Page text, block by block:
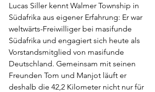
Lucas Siller kennt Walmer Township in
Südafrika aus eigener Erfahrung: Er war
weltwärts-Freiwilliger bei masifunde
Südafrika und engagiert sich heute als
Vorstandsmitglied von masifunde
Deutschland. Gemeinsam mit seinen
Freunden Tom und Manjot läuft er
deshalb die 42,2 Kilometer nicht nur für